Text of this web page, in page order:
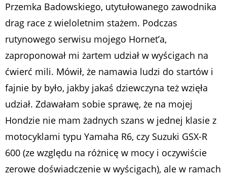
Przemka Badowskiego, utytułowanego zawodnika
drag race z wieloletnim stażem. Podczas
rutynowego serwisu mojego Hornet’a,
zaproponował mi żartem udział w wyścigach na
ćwierć mili. Mówił, że namawia ludzi do startów i
fajnie by było, jakby jakaś dziewczyna też wzięła
udział. Zdawałam sobie sprawę, że na mojej
Hondzie nie mam żadnych szans w jednej klasie z
motocyklami typu Yamaha R6, czy Suzuki GSX-R
600 (ze względu na różnicę w mocy i oczywiście
zerowe doświadczenie w wyścigach), ale w ramach